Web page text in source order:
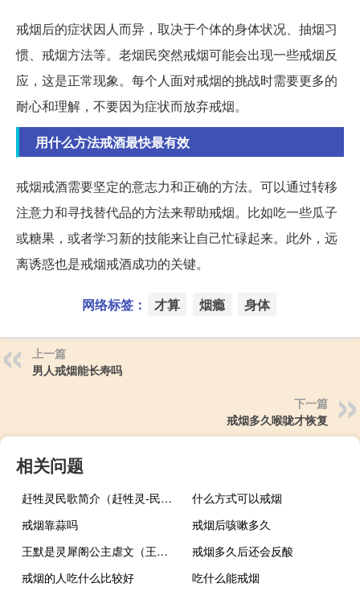
戒烟后的症状因人而异，取决于个体的身体状况、抽烟习
惯、戒烟方法等。老烟民突然戒烟可能会出现一些戒烟反
应，这是正常现象。每个人面对戒烟的挑战时需要更多的
耐心和理解，不要因为症状而放弃戒烟。
用什么方法戒酒最快最有效
戒烟戒酒需要坚定的意志力和正确的方法。可以通过转移
注意力和寻找替代品的方法来帮助戒烟。比如吃一些瓜子
或糖果，或者学习新的技能来让自己忙碌起来。此外，远
离诱惑也是戒烟戒酒成功的关键。
网络标签： 才算 烟瘾 身体
上一篇
男人戒烟能长寿吗
下一篇
戒烟多久喉咙才恢复
相关问题
赶牲灵民歌简介（赶牲灵-民歌简介）
什么方式可以戒烟
戒烟靠蒜吗
戒烟后咳嗽多久
王默是灵犀阁公主虐文（王默是灵犀阁公主灵沫）
戒烟多久后还会反酸
戒烟的人吃什么比较好
吃什么能戒烟